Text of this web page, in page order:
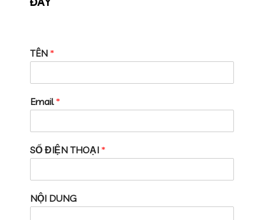
TÊN *
Email*
SỐ ĐIỆN THOẠI *
NỘI DUNG